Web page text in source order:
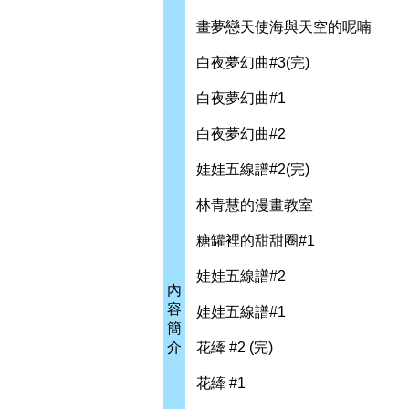
內
容
簡
介
畫夢戀天使海與天空的呢喃
白夜夢幻曲#3(完)
白夜夢幻曲#1
白夜夢幻曲#2
娃娃五線譜#2(完)
林青慧的漫畫教室
糖罐裡的甜甜圈#1
娃娃五線譜#2
娃娃五線譜#1
花縴 #2 (完)
花縴 #1